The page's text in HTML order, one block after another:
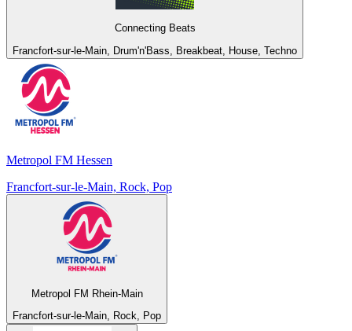
Connecting Beats
Francfort-sur-le-Main, Drum'n'Bass, Breakbeat, House, Techno
Metropol FM Hessen
Francfort-sur-le-Main, Rock, Pop
Metropol FM Rhein-Main
Francfort-sur-le-Main, Rock, Pop